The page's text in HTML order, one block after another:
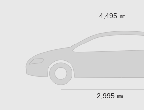
4,495 ㎜
2,995 ㎜